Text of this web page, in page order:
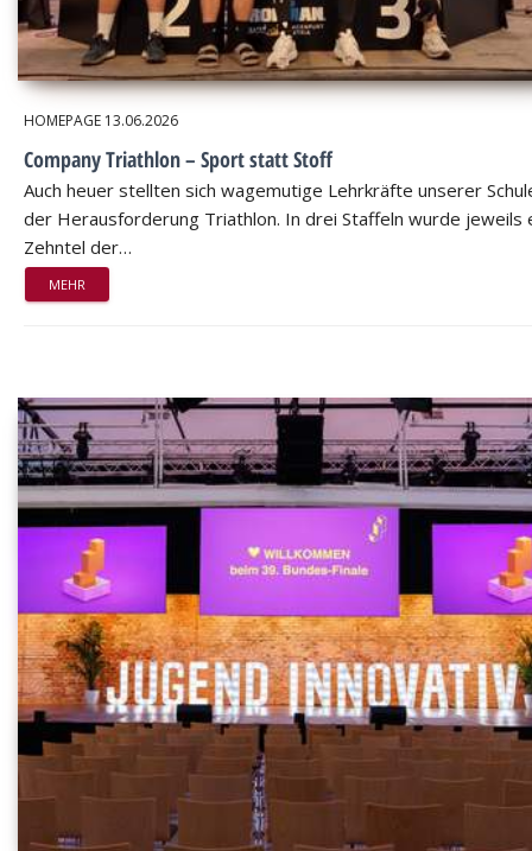
HOMEPAGE 13.06.2026
Company Triathlon – Sport statt Stoff
Auch heuer stellten sich wagemutige Lehrkräfte unserer
der Herausforderung Triathlon. In drei Staffeln wurde jeweils
Zehntel der…
MEHR